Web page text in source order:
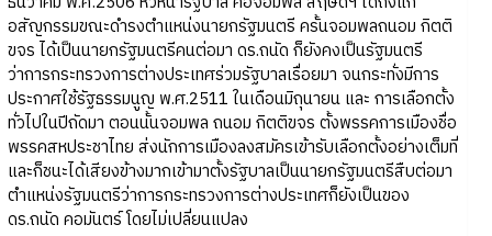
อสัญกรรมขณะดำรงตำแหน่งนายกรัฐมนตรี ครั้นจอมพลถนอม กิตติ
ขจร ได้เป็นนายกรัฐมนตรีคนต่อมา ดร.ถนัด ก็ยังคงเป็นรัฐมนตรี
ว่าการกระทรวงการต่างประเทศร่วมรัฐบาลเรื่อยมา จนกระทั่งมีการ
ประกาศใช้รัฐธรรมนูญ พ.ศ.2511 ในเดือนมิถุนายน และ การเลือกตั้ง
ทั่วไปในปีถัดมา ตอนนั้นจอมพล ถนอม กิตติขจร ตั้งพรรคการเมืองชื่อ
พรรคสหประชาไทย ส่งนักการเมืองลงสมัครเข้ารับเลือกตั้งอย่างเต็มที่
และก็ชนะได้เสียงข้างมากเข้ามาตั้งรัฐบาลเป็นนายกรัฐมนตรีสืบต่อมา
ตำแหน่งรัฐมนตรีว่าการกระทรวงการต่างประเทศก็ยังเป็นของ
ดร.ถนัด คอมันตร์ โดยไม่เปลี่ยนแปลง